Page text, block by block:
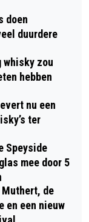
doen
duurdere
whisky zou
hebben
nu een
ter
Speyside
mee door 5
de
en een nieuw